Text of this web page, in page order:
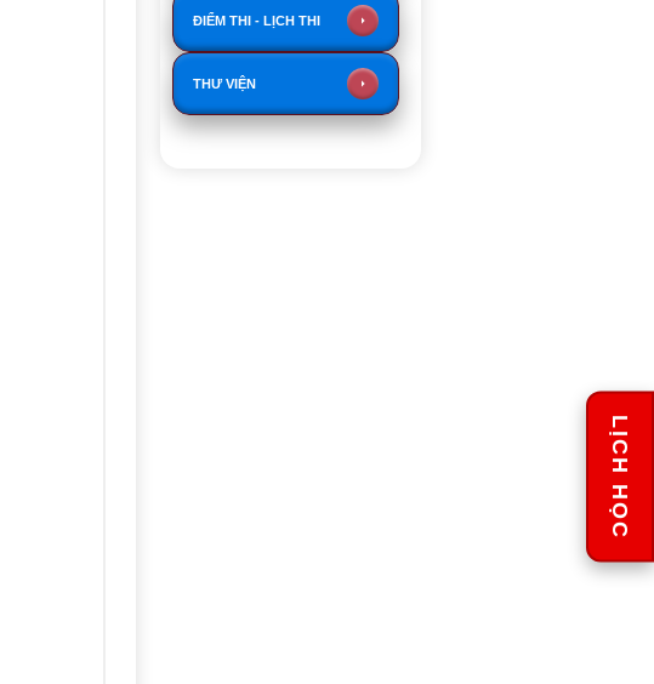
ĐIỂM THI - LỊCH THI
THƯ VIỆN
LỊCH HỌC